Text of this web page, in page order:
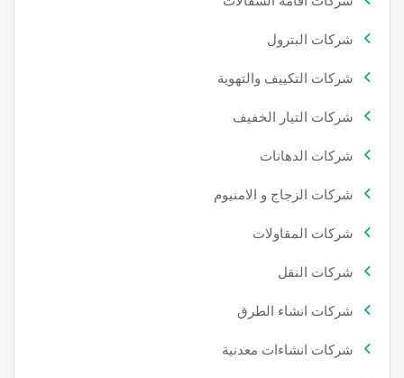
شركات البترول
شركات التكييف والتهوية
شركات التيار الخفيف
شركات الدهانات
شركات الزجاج و الامنيوم
شركات المقاولات
شركات النقل
شركات انشاء الطرق
شركات انشاءات معدنية